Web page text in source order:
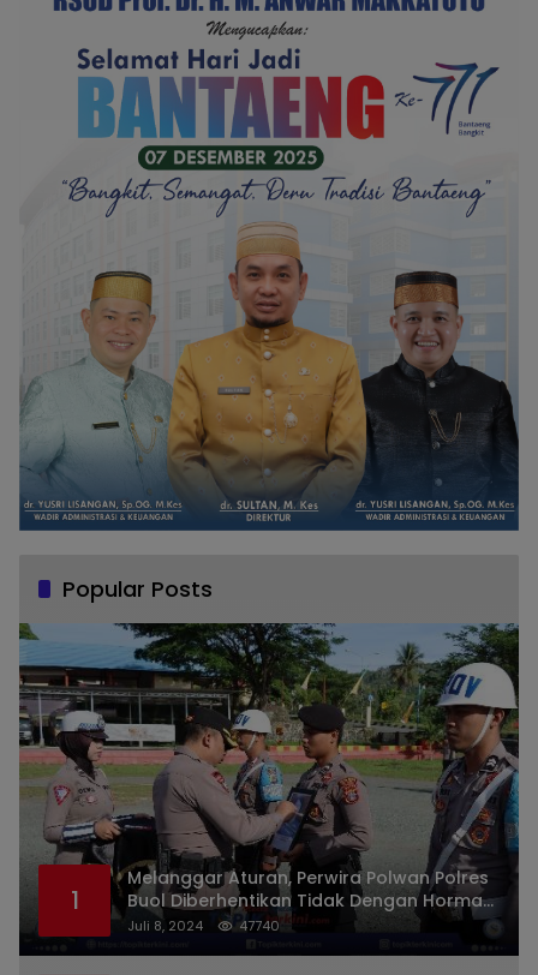
Popular Posts
1
Melanggar Aturan, Perwira Polwan Polres
Buol Diberhentikan Tidak Dengan Hormat
Dari Dinas Kepolisian
Juli 8, 2024 47740